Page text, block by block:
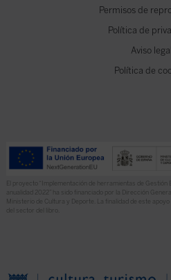
Permisos de
Política de
Aviso legal
Política de
El proyecto “Implementación de herramientas de Gestión
anualidad 2022” ha sido financiado por la Dirección
Ministerio de Cultura y Deporte. La finalidad de este
del sector del libro.